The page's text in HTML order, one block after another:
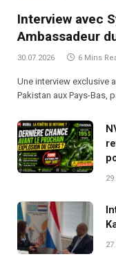
Interview avec
Ambassadeur
30.07.2026 6 Mins
Une interview exclusive
Pakistan aux Pays-Bas,